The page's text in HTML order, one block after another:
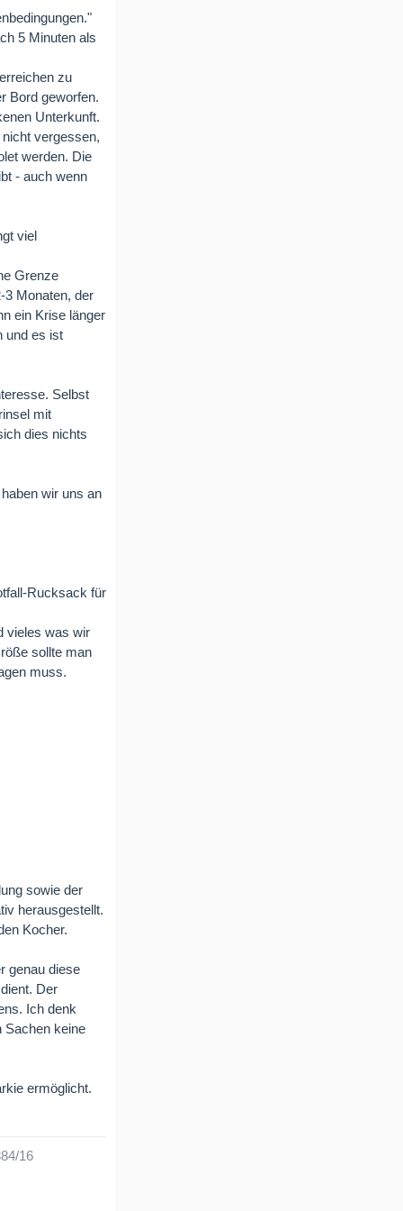
5 Minuten als
zu
Bord geworfen.
Unterkunft.
vergessen,
werden. Die
- auch wenn
viel
Grenze
3 Monaten, der
ein Krise länger
und es ist
Selbst
mit
dies nichts
wir uns an
Rucksack für
vieles was wir
sollte man
muss.
sowie der
herausgestellt.
Kocher.
genau diese
Der
Ich denk
Sachen keine
ermöglicht.
16